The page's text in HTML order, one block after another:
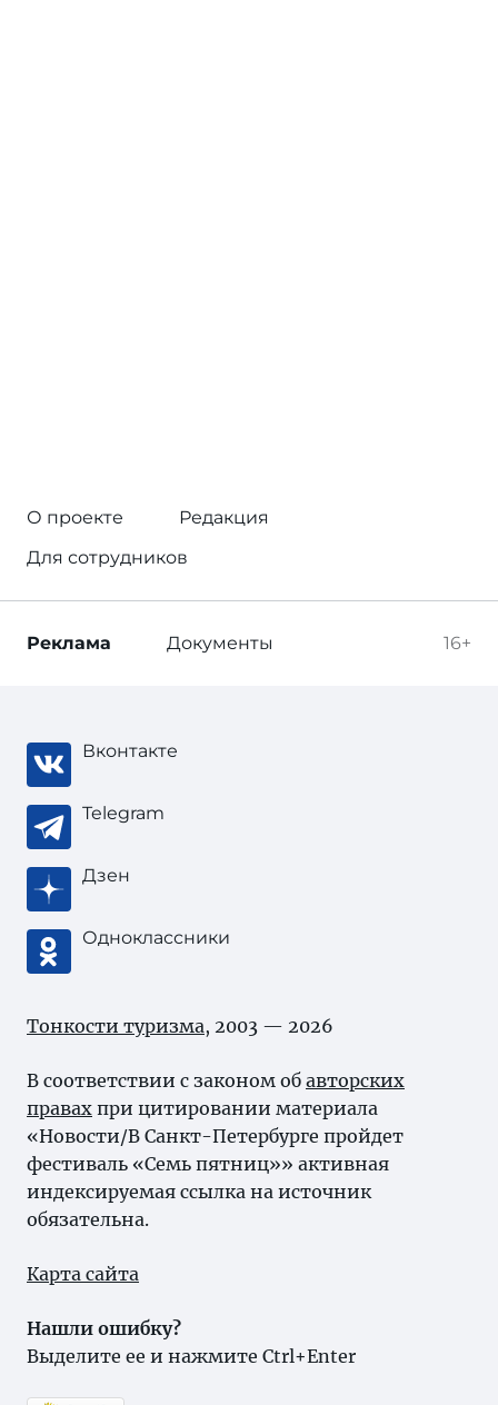
О проекте
Редакция
Для сотрудников
16+
Реклама Документы
Вконтакте
Telegram
Дзен
Одноклассники
Тонкости туризма, 2003 — 2026
В соответствии с законом об авторских
правах при цитировании материала
«Новости/В Санкт-Петербурге пройдет
фестиваль «Семь пятниц»» активная
индексируемая ссылка на источник
обязательна.
Карта сайта
Нашли ошибку?
Выделите ее и нажмите Ctrl+Enter